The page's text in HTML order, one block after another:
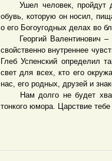
Ушел человек, пройдут
обувь, которую он носил,
о его Богоугодных делах во
Георгий Валентинович –
свойственно внутреннее
Глеб Успенский определил
свет для всех, кто его
нас, его родных, друзей и
Нам долго не будет
тонкого юмора. Царствие